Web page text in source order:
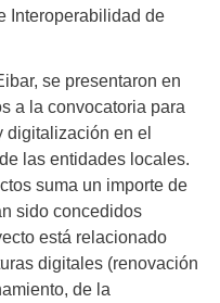
Interoperabilidad de
se presentaron en
a la convocatoria para
digitalización en el
las entidades locales.
suma un importe de
sido concedidos
está relacionado
digitales (renovación
de la